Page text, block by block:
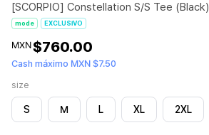
[SCORPIO] Constellation S/S Tee (Black)
mode EXCLUSIVO
MXN$760.00
Cash máximo MXN $7.50
size
S M L XL 2XL